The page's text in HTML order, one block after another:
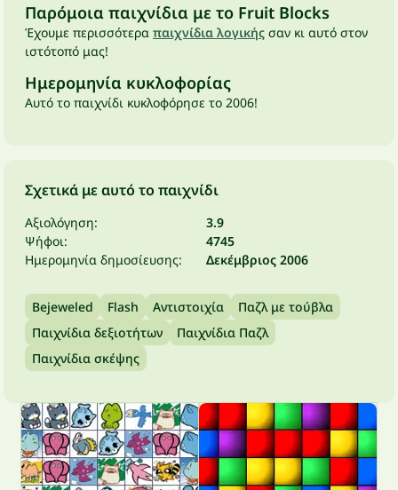
Παρόμοια παιχνίδια με το Fruit Blocks
Έχουμε περισσότερα παιχνίδια λογικής σαν κι αυτό στον
ιστότοπό μας!
Ημερομηνία κυκλοφορίας
Αυτό το παιχνίδι κυκλοφόρησε το 2006!
Σχετικά με αυτό το παιχνίδι
Αξιολόγηση:
3.9
Ψήφοι:
4745
Ημερομηνία δημοσίευσης:
Δεκέμβριος 2006
Bejeweled Flash Αντιστοιχία
Παζλ με τούβλα
Παιχνίδια δεξιοτήτων
Παιχνίδια Παζλ
Παιχνίδια σκέψης